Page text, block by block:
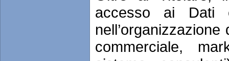
accesso ai Dati
commerciale,